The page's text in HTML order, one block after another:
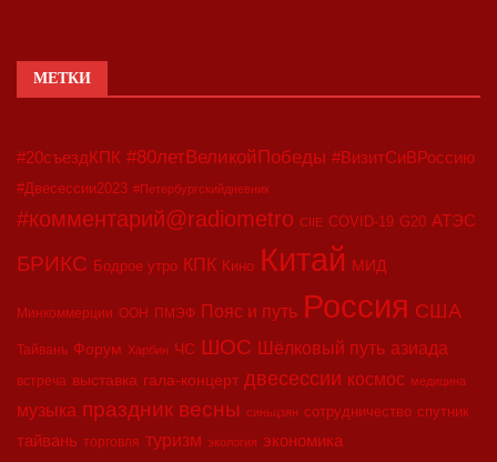
МЕТКИ
#20съездКПК #80летВеликойПобеды #ВизитСиВРоссию
#Двесессии2023 #Петербургскийдневник
#комментарий@radiometro CIIE COVID-19 G20 АТЭС
БРИКС Бодрое утро КПК Кино Китай МИД
Минкоммерции ООН ПМЭФ Пояс и путь Россия США
Тайвань Форум Харбин ЧС ШОС Шёлковый путь азиада
встреча выставка гала-концерт двесессии космос медицина
музыка праздник весны синьцзян сотрудничество спутник
тайвань торговля туризм экология экономика